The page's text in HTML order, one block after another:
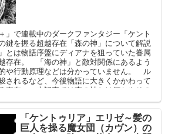
」で連載中のダークファンタジー「ケント
鍵を握る超越存在「森の神」について解説
は物語序盤にディアナを狙っていた眷属
存在。 「海の神」と敵対関係にあるよう
や行動原理などは分かっていません。 ル
されるなど、今後物語に大きくかかわって
存在。 本記事では森の神とは何かやその
「ケントゥリア」エリゼ～髪の
巨人を操る魔女団（カヴン）の